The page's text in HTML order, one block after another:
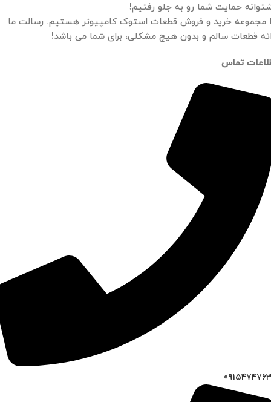
حمایت شما رو به جلو رفتیم!
مجموعه خرید و فروش قطعات استوک کامپیوتر هستیم. رسالت ما
قطعات سالم و بدون هیچ مشکلی، برای شما می باشد!
تماس